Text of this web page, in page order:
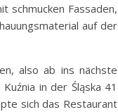
schmucken Fassaden,
auf der
also ab ins nächste
in der Śląska 41
sich das Restaurant